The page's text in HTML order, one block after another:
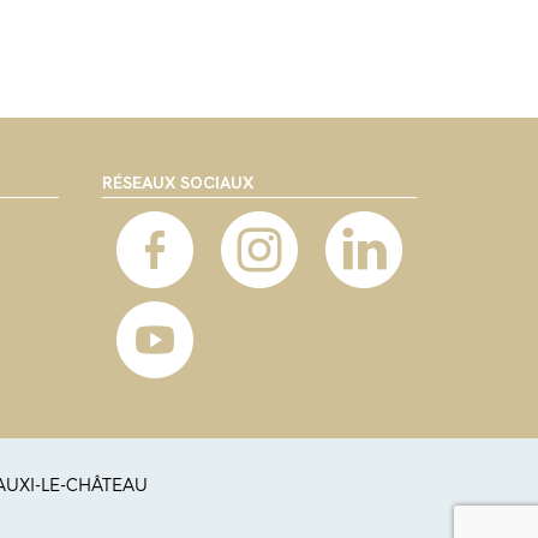
RÉSEAUX SOCIAUX
LE-CHÂTEAU